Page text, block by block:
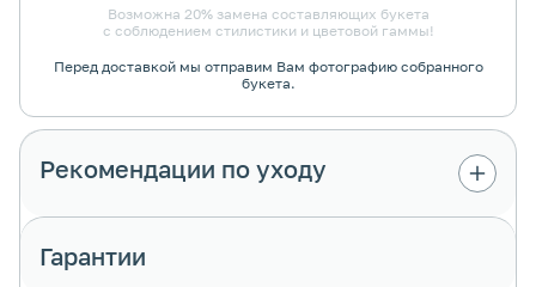
Возможна 20% замена составляющих букета
с соблюдением стилистики и цветовой гаммы!
Перед доставкой мы отправим Вам фотографию собранного
букета.
Рекомендации по уходу
Гарантии